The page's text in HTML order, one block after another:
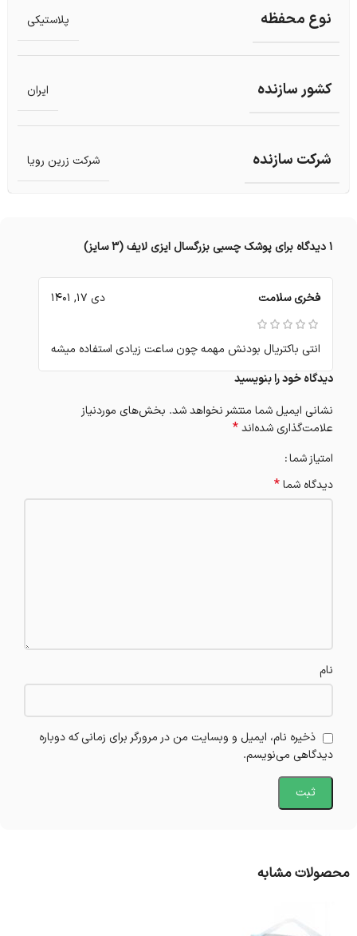
نوع محفظه پلاستیکی
کشور سازنده ایران
شرکت سازنده شرکت زرین رویا
1 دیدگاه برای پوشک چسبی بزرگسال ایزی لایف (3 سایز)
فخری سلامت دی 17, 1401
انتی باکتریال بودنش مهمه چون ساعت زیادی استفاده میشه
دیدگاه خود را بنویسید
نشانی ایمیل شما منتشر نخواهد شد. بخش‌های موردنیاز
علامت‌گذاری شده‌اند*
امتیاز شما
دیدگاه شما*
نام
ذخیره نام، ایمیل و وبسایت من در مرورگر برای زمانی که دوباره
دیدگاهی می‌نویسم.
محصولات مشابه